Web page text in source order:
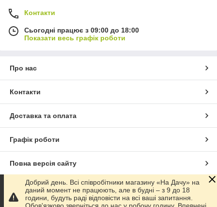
Контакти
Сьогодні працює з 09:00 до 18:00
Показати весь графік роботи
Про нас
Контакти
Доставка та оплата
Графік роботи
Повна версія сайту
Сайт створено на маркетплейсіProm.ua
Добрий день. Всі співробітники магазину «На Дачу» на
даний момент не працюють, але в будні – з 9 до 18
години, будуть раді відповісти на всі ваші запитання.